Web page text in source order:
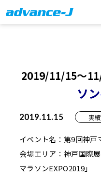
2019/11/15～
ソン
2019.11.15 実績
イベント名：第9回神戸
会場エリア：神戸国際
マラソンEXPO2019」